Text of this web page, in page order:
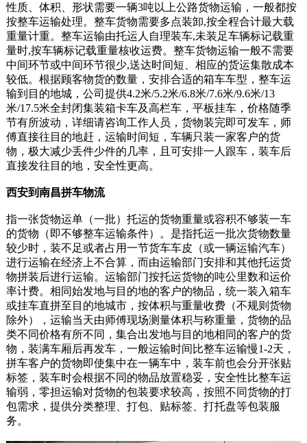
性质、体积、形状需要一辆3吨以上公路货物运输，一般都按
按整车运输处理。整车货物需要多点装卸,按全程合计最大载
重量计重。整车运输由托运人自理装车,未装足车辆标记载重
量时,按车辆标记载重量核收运费。整车货物运输一般不需要
中间环节或中间环节很少,送达时间短、相应的货运集散成本
较低。根据顾客物货的数量，安排合适的箱车车型，整车运
输到目的地城，公司提供4.2米/5.2米/6.8米/7.6米/9.6米/13
米/17.5米全封闭集装箱卡车及高栏车，平板挂车，价格随季
节有所波动，详细请咨询工作人员，货物装完即可发车，师
傅直接往目的地赶，运输时间短，车辆只装一家客户的货
物，极大减少丢件少件的几率，且可安排一人跟车，装车后
直接发往目的地，安全性更高。
西安到南昌拼车物流
指一张货物运单（一批）托运的货物重量或容积不够装一车
的货物（即不够整车运输条件）。是指托运一批次货物数量
较少时，装不足或者占用一节货车车皮（或一辆运输汽车）
进行运输在经济上不合算，而由运输部门安排和其他托运货
物拼装后进行运输。运输部门按托运货物的吨公里数和运价
率计费。相同始发地与目的地的客户的物品，统一装入箱车
或挂车直拼至目的地城市，按体积与重量收费（不规则货物
除外），运输当天由师傅现场测量体积与称重量，货物的品
类不同价格有所不同，集合出发地与目的地相同的客户的货
物，装满车厢后再发车，一般运输时间比整车运输慢1-2天，
拼车客户的货物即使集中在一辆车中，装车前也会分开张贴
标签，装车时会根据不同的物品放置稳妥，安全性比整车运
输弱，零担运输对货物的包装要求较高，按照不同货物的打
包需求，提供分类整理、打包、贴标签、打托盘等包装服
务。